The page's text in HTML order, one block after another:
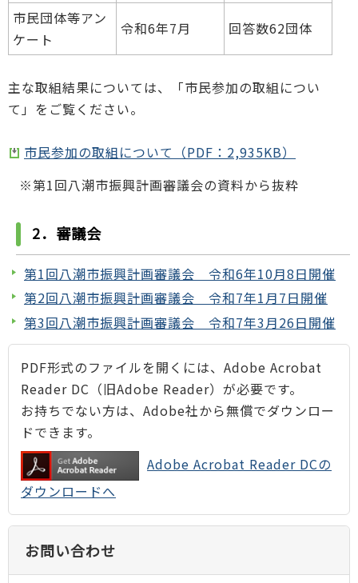
市民団体等アン
ケート
令和6年7月 回答数62団体
主な取組結果については、「市民参加の取組につい
て」をご覧ください。
市民参加の取組について（PDF：2,935KB）
※第1回八潮市振興計画審議会の資料から抜粋
2．審議会
第1回八潮市振興計画審議会 令和6年10月8日開催
第2回八潮市振興計画審議会 令和7年1月7日開催
第3回八潮市振興計画審議会 令和7年3月26日開催
PDF形式のファイルを開くには、Adobe Acrobat
Reader DC（旧Adobe Reader）が必要です。
お持ちでない方は、Adobe社から無償でダウンロー
ドできます。
Adobe Acrobat Reader DCの
ダウンロードへ
お問い合わせ